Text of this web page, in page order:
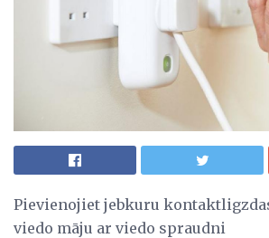
Pievienojiet jebkuru
viedo māju ar viedo spraudni